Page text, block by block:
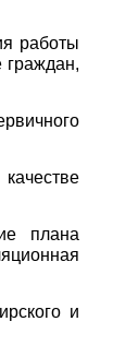
работы
граждан,
плана
и